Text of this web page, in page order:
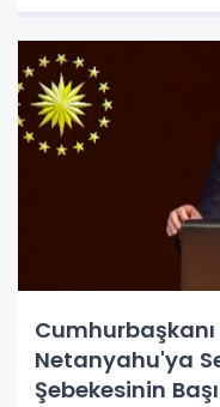
Netanyahu'ya
Şebekesinin